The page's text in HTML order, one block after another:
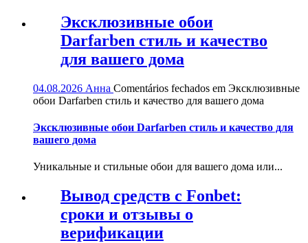
Эксклюзивные обои
Darfarben стиль и качество
для вашего дома
04.08.2026 Анна Comentários fechados em Эксклюзивные
обои Darfarben стиль и качество для вашего дома
Эксклюзивные обои Darfarben стиль и качество для
вашего дома
Уникальные и стильные обои для вашего дома или...
Вывод средств с Fonbet:
сроки и отзывы о
верификации